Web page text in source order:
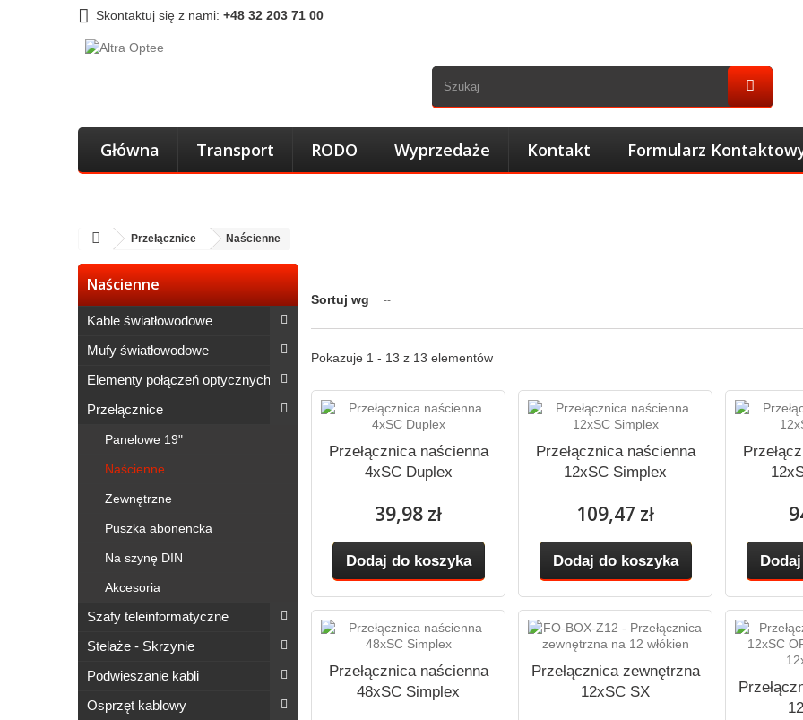
Skontaktuj się z nami: +48 32 203 71 00
Główna Transport RODO Wyprzedaże Kontakt Formularz
Przełącznice Naścienne
Naścienne
Kable światłowodowe
Mufy światłowodowe
Elementy połączeń optycznych
Przełącznice
Panelowe 19"
Naścienne
Zewnętrzne
Puszka abonencka
Na szynę DIN
Akcesoria
Szafy teleinformatyczne
Stelaże - Skrzynie
Podwieszanie kabli
Osprzęt kablowy
Sortuj wg --
Pokazuje 1 - 13 z 13 elementów
Przełącznica naścienna
4xSC Duplex
39,98 zł
Dodaj do koszyka
Przełącznica naścienna
12xSC Simplex
109,47 zł
Dodaj do koszyka
Przełącznica naścienna
48xSC Simplex
Przełącznica zewnętrzna
12xSC SX